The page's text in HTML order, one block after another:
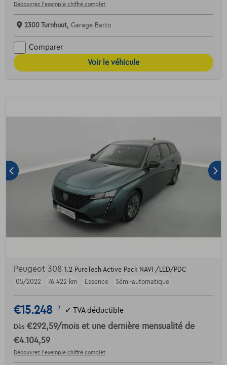
Découvrez l’exemple chiffré complet
2300 Turnhout, Garage Barto
Comparer
Voir le véhicule
Peugeot 308 1.2 PureTech Active Pack NAVI /LED/PDC
05/2022
76.422 km Essence Sémi-automatique
€15.248 1 ✓ TVA déductible
Dès €292,59/mois et une dernière mensualité de
€4.104,59
Découvrez l’exemple chiffré complet